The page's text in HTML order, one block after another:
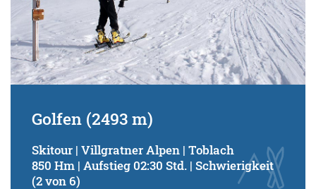
Golfen (2493 m)
Skitour | Villgratner Alpen | Toblach
850 Hm | Aufstieg 02:30 Std. | Schwierigkeit
(2 von 6)